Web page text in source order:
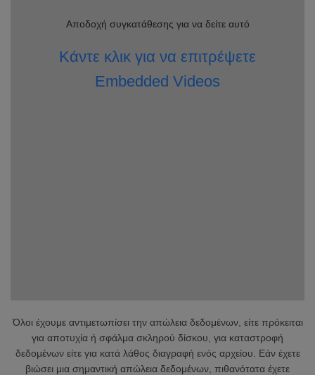
Αποδοχή συγκατάθεσης για να δείτε αυτό
Κάντε κλικ για να επιτρέψετε
Embedded Videos
Όλοι έχουμε αντιμετωπίσει την απώλεια δεδομένων, είτε πρόκειται
για αποτυχία ή σφάλμα σκληρού δίσκου, για καταστροφή
δεδομένων είτε για κατά λάθος διαγραφή ενός αρχείου. Εάν έχετε
βιώσει μια σημαντική απώλεια δεδομένων, πιθανότατα έχετε